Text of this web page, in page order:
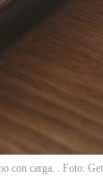
con carga. . Foto: